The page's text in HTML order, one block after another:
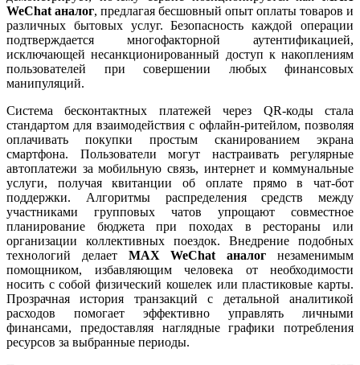
WeChat аналог, предлагая бесшовный опыт оплаты товаров и
различных бытовых услуг. Безопасность каждой операции
подтверждается многофакторной аутентификацией,
исключающей несанкционированный доступ к накоплениям
пользователей при совершении любых финансовых
манипуляций.
Система бесконтактных платежей через QR-коды стала
стандартом для взаимодействия с офлайн-ритейлом, позволяя
оплачивать покупки простым сканированием экрана
смартфона. Пользователи могут настраивать регулярные
автоплатежи за мобильную связь, интернет и коммунальные
услуги, получая квитанции об оплате прямо в чат-бот
поддержки. Алгоритмы распределения средств между
участниками групповых чатов упрощают совместное
планирование бюджета при походах в рестораны или
организации коллективных поездок. Внедрение подобных
технологий делает MAX WeChat аналог незаменимым
помощником, избавляющим человека от необходимости
носить с собой физический кошелек или пластиковые карты.
Прозрачная история транзакций с детальной аналитикой
расходов помогает эффективно управлять личными
финансами, предоставляя наглядные графики потребления
ресурсов за выбранные периоды.